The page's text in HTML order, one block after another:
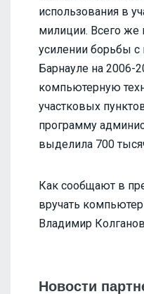
использования в
милиции. Всего
усилении борьбы с
Барнауле на 2006-
компьютерную
участковых
программу
выделила 700
Как сообщают в
вручать
Владимир
Новости